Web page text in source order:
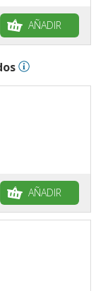
AÑADIR
AÑADIR